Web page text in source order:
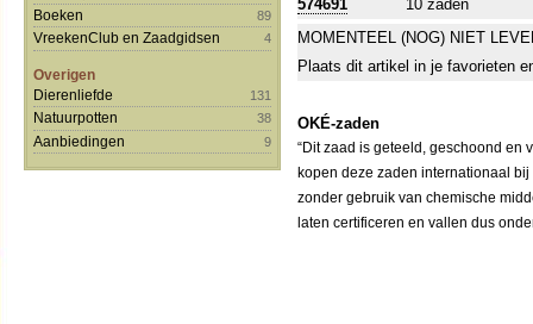
Boeken 89
VreekenClub en Zaadgidsen 4
Overigen
Dierenliefde
131
Natuurpotten 38
Aanbiedingen 9
574691
10 zaden
MOMENTEEL (NOG) NIET
Plaats dit artikel in je favorieten
OKÉ-zaden
“Dit zaad is geteeld, geschoond en
kopen deze zaden internationaal
zonder gebruik van chemische
laten certificeren en vallen dus